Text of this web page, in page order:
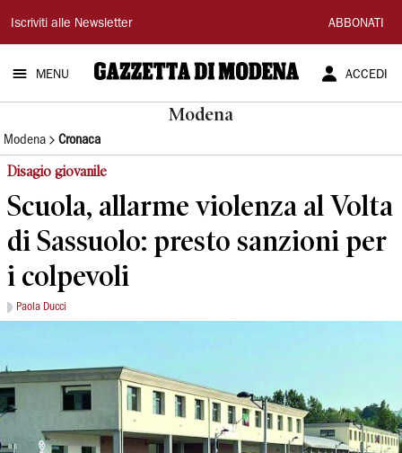
Gazzetta
di
Modena
Iscriviti alle Newsletter ABBONATI
MENU ACCEDI
Modena
Modena Cronaca
Disagio giovanile
Scuola, allarme violenza al Volta
di Sassuolo: presto sanzioni per
i colpevoli
Paola Ducci